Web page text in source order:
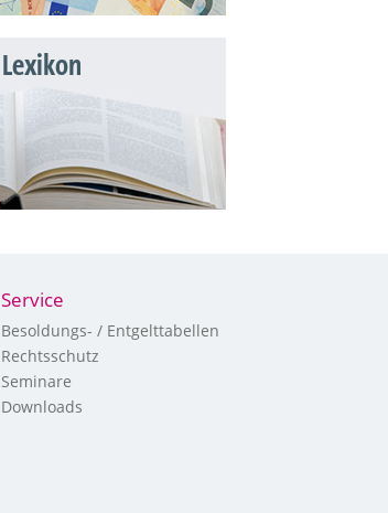
Lexikon
Service
Besoldungs- / Entgelttabellen
Rechtsschutz
Seminare
Downloads